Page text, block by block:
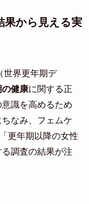
果から見える実
世界更年期デ
の健康に関する正
識を高めるため
なみ、フェムケ
更年期以降の女性
調査の結果が注